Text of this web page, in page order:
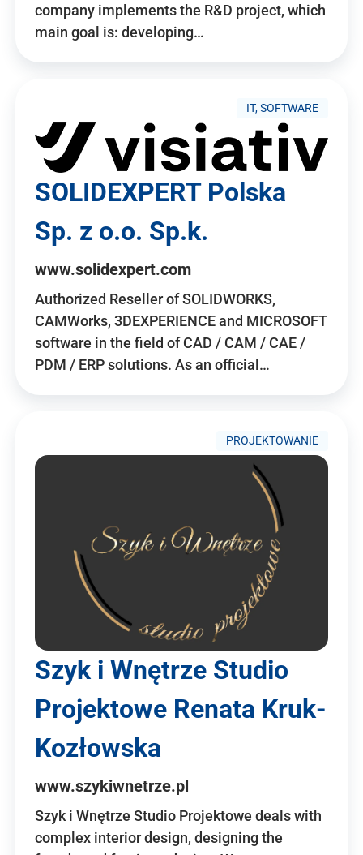
company implements the R&D project, which
main goal is: developing…
IT, SOFTWARE
SOLIDEXPERT Polska
Sp. z o.o. Sp.k.
www.solidexpert.com
Authorized Reseller of SOLIDWORKS,
CAMWorks, 3DEXPERIENCE and MICROSOFT
software in the field of CAD / CAM / CAE /
PDM / ERP solutions. As an official…
PROJEKTOWANIE
Szyk i Wnętrze Studio
Projektowe Renata Kruk-
Kozłowska
www.szykiwnetrze.pl
Szyk i Wnętrze Studio Projektowe deals with
complex interior design, designing the